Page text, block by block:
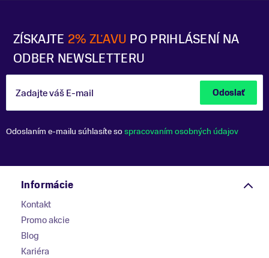
ZÍSKAJTE 2% ZĽAVU PO PRIHLÁSENÍ NA
ODBER NEWSLETTERU
Zadajte váš E-mail Odoslať
Odoslaním e-mailu súhlasíte sospracovaním osobných údajov
Informácie
Kontakt
Promo akcie
Blog
Kariéra